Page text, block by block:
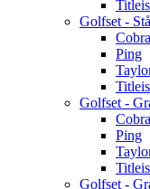
Golfset -
Cobra
Ping
Golfset -
Cobra
Ping
Golfset -